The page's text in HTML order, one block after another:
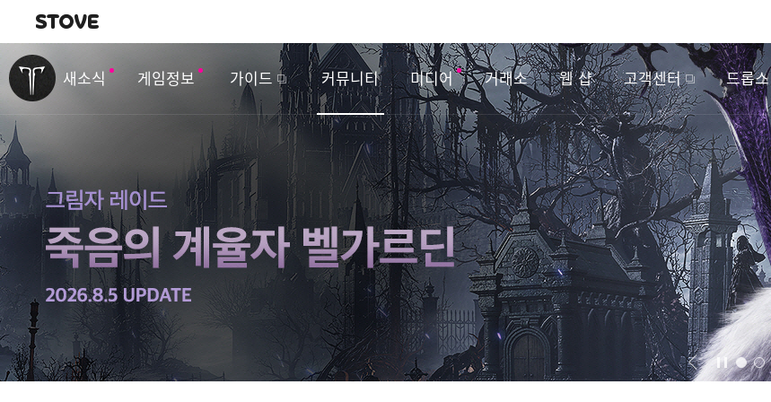
내비게이션
새소식 게임정보 가이드 커뮤니티 미디어 거래소 웹 샵 고객센터 드롭스
벤
트
&
업
데
이
트